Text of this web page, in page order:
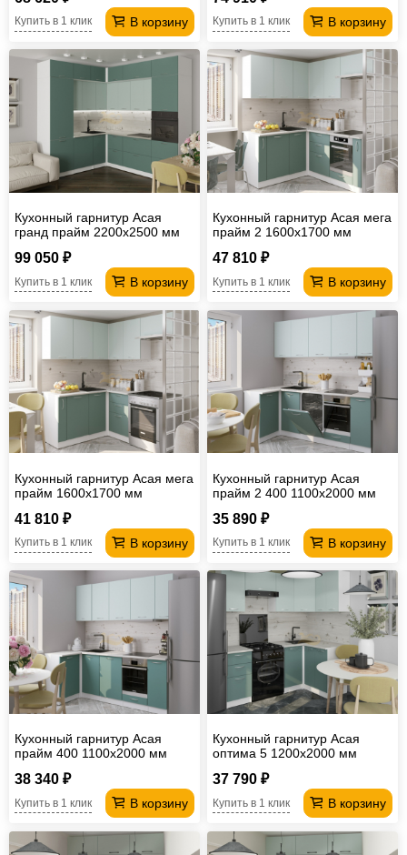
В корзину
Купить в 1 клик В корзину
Купить в 1 клик
Кухонный гарнитур Асая
гранд прайм 2200х2500 мм
99 050 ₽
В корзину
Купить в 1 клик
Кухонный гарнитур Асая мега
прайм 2 1600х1700 мм
47 810 ₽
В корзину
Купить в 1 клик
Кухонный гарнитур Асая мега
прайм 1600х1700 мм
41 810 ₽
В корзину
Купить в 1 клик
Кухонный гарнитур Асая
прайм 2 400 1100х2000 мм
35 890 ₽
В корзину
Купить в 1 клик
Кухонный гарнитур Асая
прайм 400 1100х2000 мм
38 340 ₽
В корзину
Купить в 1 клик
Кухонный гарнитур Асая
оптима 5 1200х2000 мм
37 790 ₽
В корзину
Купить в 1 клик